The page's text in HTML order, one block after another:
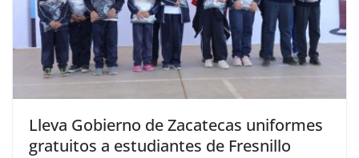
Lleva Gobierno de Zacatecas uniformes
gratuitos a estudiantes de Fresnillo